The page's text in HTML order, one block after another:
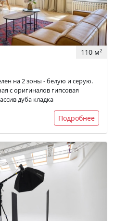
110 м2
на 2 зоны - белую и серую.
с оригиналов гипсовая
дуба кладка
Подробнее